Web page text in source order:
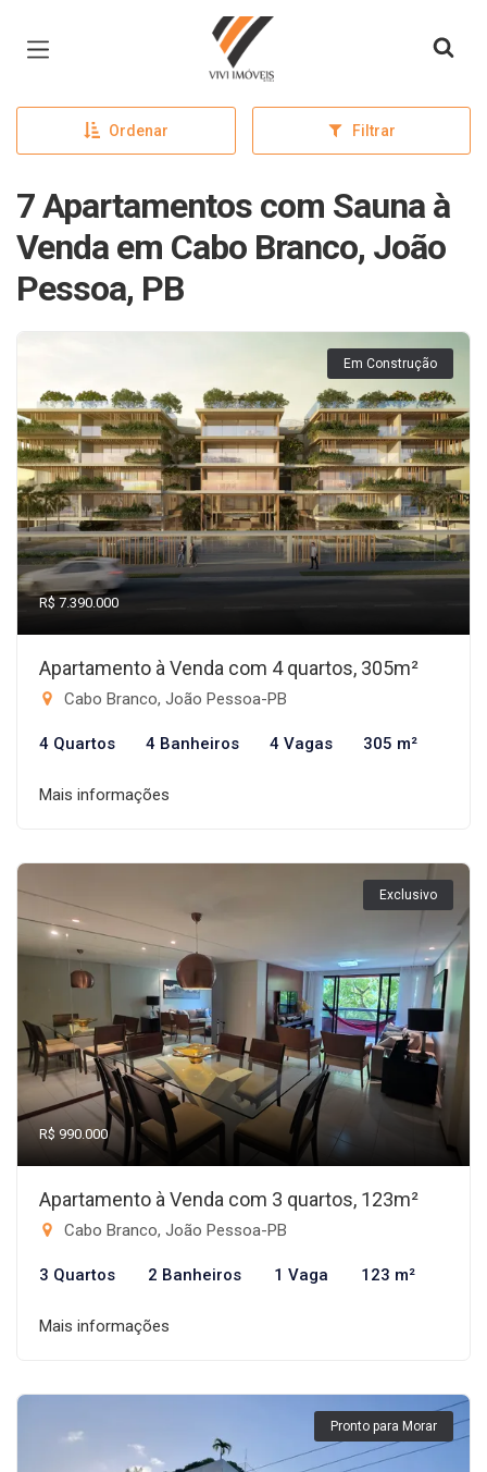
Página inicial
Ordenar Filtrar
7 Apartamentos com Sauna à
Venda em Cabo Branco, João
Pessoa, PB
Em Construção
R$ 7.390.000
Apartamento à Venda com 4 quartos, 305m²
Cabo Branco, João Pessoa-PB
4 Quartos 4 Banheiros 4 Vagas 305 m²
Mais informações
Exclusivo
R$ 990.000
Apartamento à Venda com 3 quartos, 123m²
Cabo Branco, João Pessoa-PB
3 Quartos 2 Banheiros 1 Vaga 123 m²
Mais informações
Pronto para Morar